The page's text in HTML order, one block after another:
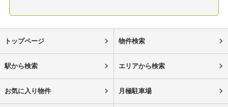
トップページ 物件検索
駅から検索 エリアから検索
お気に入り物件 月極駐車場